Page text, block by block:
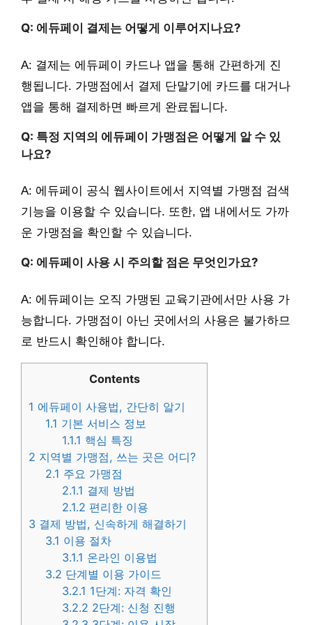
Q: 에듀페이 결제는 어떻게 이루어지나요?
A: 결제는 에듀페이 카드나 앱을 통해 간편하게 진
행됩니다. 가맹점에서 결제 단말기에 카드를 대거나
앱을 통해 결제하면 빠르게 완료됩니다.
Q: 특정 지역의 에듀페이 가맹점은 어떻게 알 수 있
나요?
A: 에듀페이 공식 웹사이트에서 지역별 가맹점 검색
기능을 이용할 수 있습니다. 또한, 앱 내에서도 가까
운 가맹점을 확인할 수 있습니다.
Q: 에듀페이 사용 시 주의할 점은 무엇인가요?
A: 에듀페이는 오직 가맹된 교육기관에서만 사용 가
능합니다. 가맹점이 아닌 곳에서의 사용은 불가하므
로 반드시 확인해야 합니다.
Contents
1 에듀페이 사용법, 간단히 알기
1.1 기본 서비스 정보
1.1.1 핵심 특징
2 지역별 가맹점, 쓰는 곳은 어디?
2.1 주요 가맹점
2.1.1 결제 방법
2.1.2 편리한 이용
3 결제 방법, 신속하게 해결하기
3.1 이용 절차
3.1.1 온라인 이용법
3.2 단계별 이용 가이드
3.2.1 1단계: 자격 확인
3.2.2 2단계: 신청 진행